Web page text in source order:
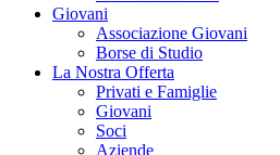
Giovani
Associazione Giovani
Borse di Studio
La Nostra Offerta
Privati e Famiglie
Giovani
Soci
Aziende